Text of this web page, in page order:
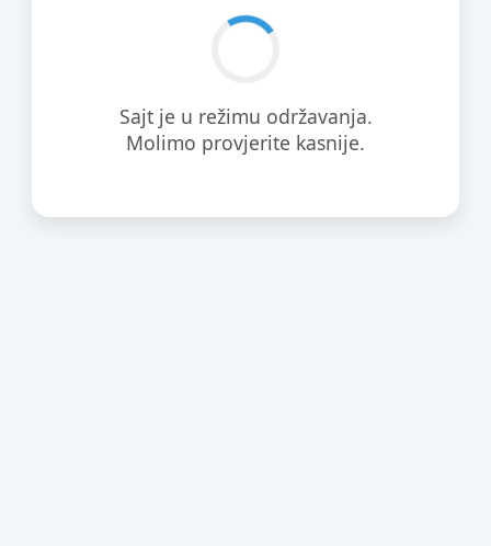
Sajt je u režimu održavanja.
Molimo provjerite kasnije.